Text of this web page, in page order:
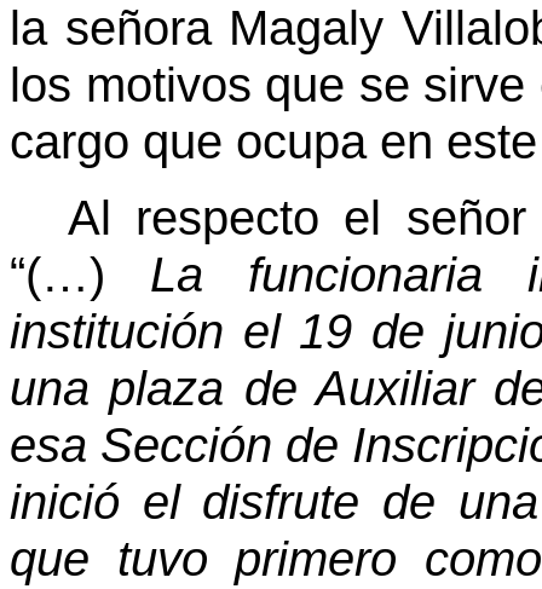
la señora Magaly
los motivos que se
cargo que ocupa en
Al respecto el
“(…) La funcionaria
institución el 19 de
una plaza de Auxiliar
esa Sección de
inició el disfrute de
que tuvo primero